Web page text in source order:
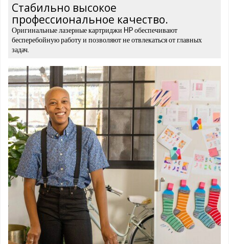
Стабильно высокое
профессиональное качество.
Оригинальные лазерные картриджи HP обеспечивают
бесперебойную работу и позволяют не отвлекаться от главных
задач.